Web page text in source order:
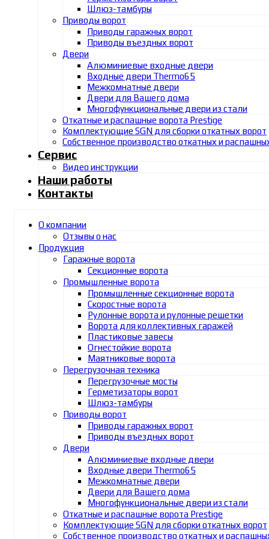
Шлюз-тамбуры
Приводы ворот
Приводы гаражных ворот
Приводы въездных ворот
Двери
Алюминиевые входные двери
Входные двери Thermo65
Межкомнатные двери
Двери для Вашего дома
Многофункциональные двери из стали
Откатные и распашные ворота Prestige
Комплектующие SGN для сборки откатных ворот
Собственное производство откатных и
Сервис
Видео инструкции
Наши работы
Контакты
О компании
Отзывы о нас
Продукция
Гаражные ворота
Секционные ворота
Промышленные ворота
Промышленные секционные ворота
Скоростные ворота
Рулонные ворота и рулонные решетки
Ворота для коллективных гаражей
Пластиковые завесы
Огнестойкие ворота
Маятниковые ворота
Перегрузочная техника
Перегрузочные мосты
Герметизаторы ворот
Шлюз-тамбуры
Приводы ворот
Приводы гаражных ворот
Приводы въездных ворот
Двери
Алюминиевые входные двери
Входные двери Thermo65
Межкомнатные двери
Двери для Вашего дома
Многофункциональные двери из стали
Откатные и распашные ворота Prestige
Комплектующие SGN для сборки откатных ворот
Собственное производство откатных и